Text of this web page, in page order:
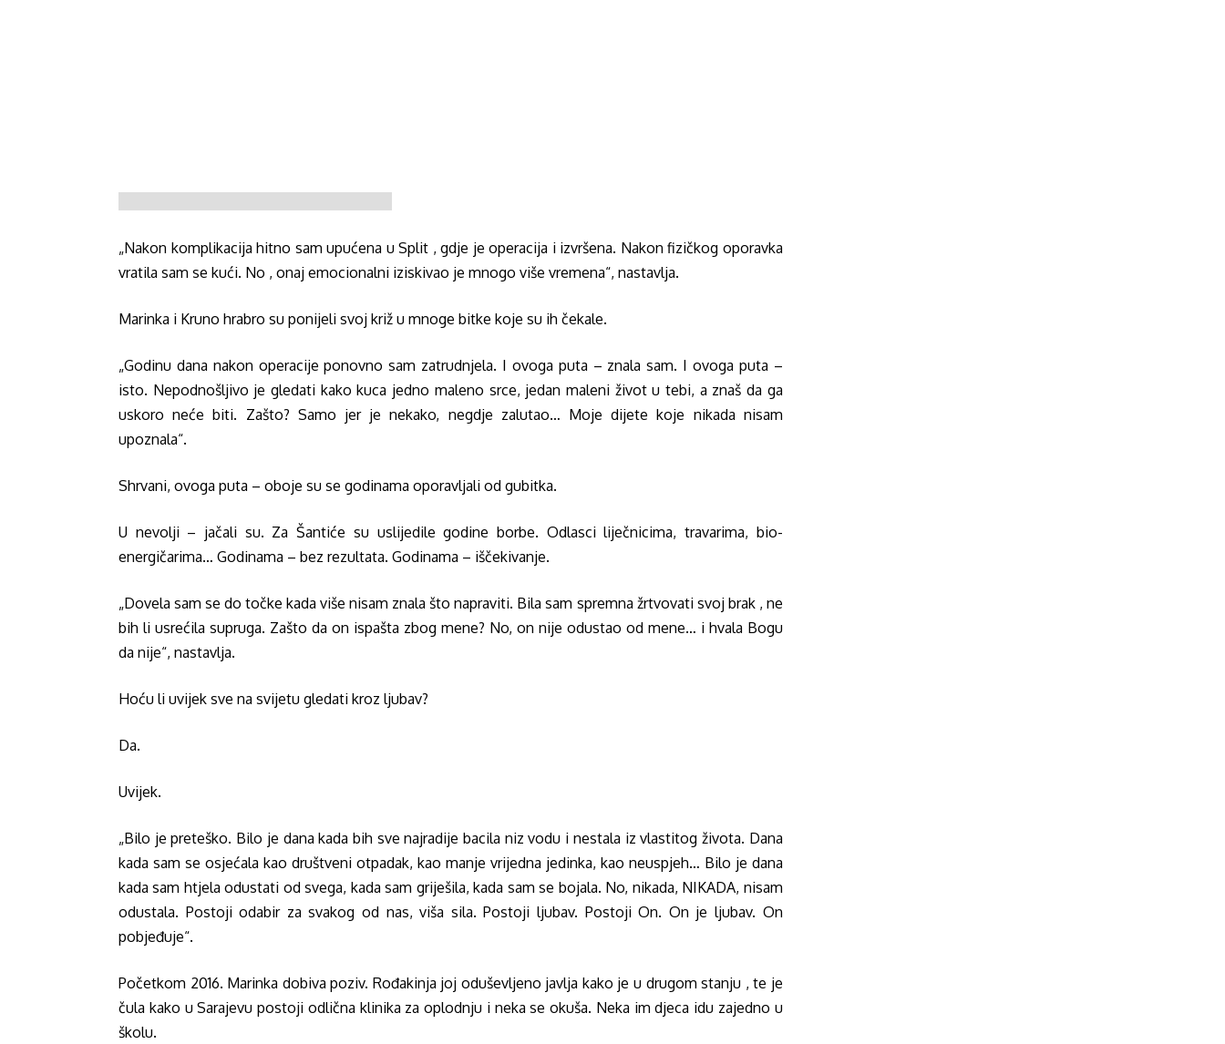
„Nakon komplikacija hitno sam upućena u Split , gdje je operacija i izvršena. Nakon fizičkog oporavka
vratila sam se kući. No , onaj emocionalni iziskivao je mnogo više vremena“, nastavlja.
Marinka i Kruno hrabro su ponijeli svoj križ u mnoge bitke koje su ih čekale.
„Godinu dana nakon operacije ponovno sam zatrudnjela. I ovoga puta – znala sam. I ovoga puta –
isto. Nepodnošljivo je gledati kako kuca jedno maleno srce, jedan maleni život u tebi, a znaš da ga
uskoro neće biti. Zašto? Samo jer je nekako, negdje zalutao… Moje dijete koje nikada nisam
upoznala“.
Shrvani, ovoga puta – oboje su se godinama oporavljali od gubitka.
U nevolji – jačali su. Za Šantiće su uslijedile godine borbe. Odlasci liječnicima, travarima, bio-
energičarima… Godinama – bez rezultata. Godinama – iščekivanje.
„Dovela sam se do točke kada više nisam znala što napraviti. Bila sam spremna žrtvovati svoj brak , ne
bih li usrećila supruga. Zašto da on ispašta zbog mene? No, on nije odustao od mene… i hvala Bogu
da nije“, nastavlja.
Hoću li uvijek sve na svijetu gledati kroz ljubav?
Da.
Uvijek.
„Bilo je preteško. Bilo je dana kada bih sve najradije bacila niz vodu i nestala iz vlastitog života. Dana
kada sam se osjećala kao društveni otpadak, kao manje vrijedna jedinka, kao neuspjeh… Bilo je dana
kada sam htjela odustati od svega, kada sam griješila, kada sam se bojala. No, nikada, NIKADA, nisam
odustala. Postoji odabir za svakog od nas, viša sila. Postoji ljubav. Postoji On. On je ljubav. On
pobjeđuje“.
Početkom 2016. Marinka dobiva poziv. Rođakinja joj oduševljeno javlja kako je u drugom stanju , te je
čula kako u Sarajevu postoji odlična klinika za oplodnju i neka se okuša. Neka im djeca idu zajedno u
školu.